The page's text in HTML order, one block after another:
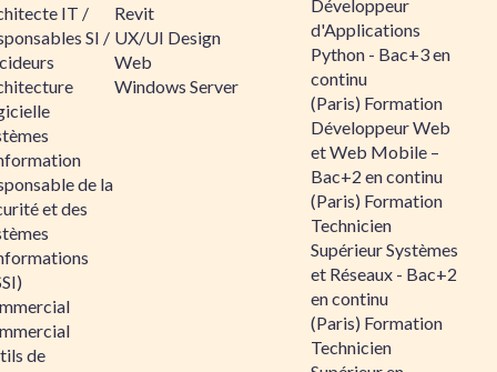
IT /
SI /
de la
et des
de
Revit
UX/UI Design
Web
Windows Server
Développeur
d'Applications
Python - Bac+3 en
continu
(Paris) Formation
Développeur Web
et Web Mobile –
Bac+2 en continu
(Paris) Formation
Technicien
Supérieur Systèmes
et Réseaux - Bac+2
en continu
(Paris) Formation
Technicien